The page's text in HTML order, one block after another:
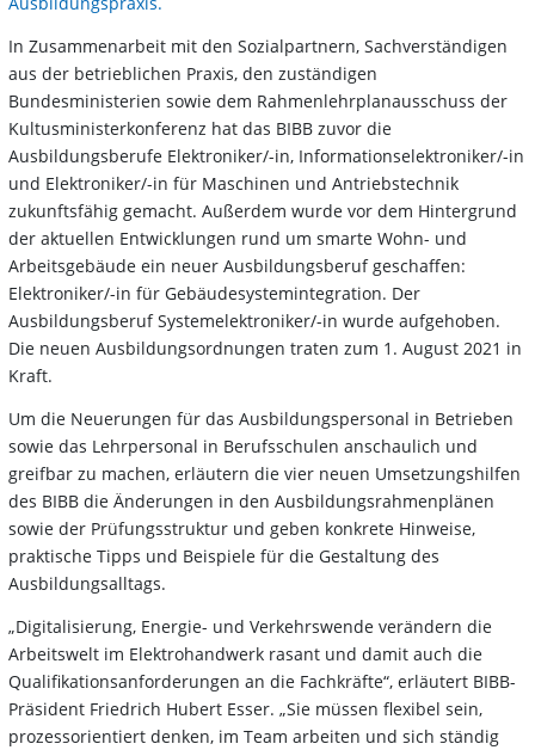
In Zusammenarbeit mit den Sozialpartnern, Sachverständigen
aus der betrieblichen Praxis, den zuständigen
Bundesministerien sowie dem Rahmenlehrplanausschuss der
Kultusministerkonferenz hat das BIBB zuvor die
Ausbildungsberufe Elektroniker/-in, Informationselektroniker/-in
und Elektroniker/-in für Maschinen und Antriebstechnik
zukunftsfähig gemacht. Außerdem wurde vor dem Hintergrund
der aktuellen Entwicklungen rund um smarte Wohn- und
Arbeitsgebäude ein neuer Ausbildungsberuf geschaffen:
Elektroniker/-in für Gebäudesystemintegration. Der
Ausbildungsberuf Systemelektroniker/-in wurde aufgehoben.
Die neuen Ausbildungsordnungen traten zum 1. August 2021 in
Kraft.
Um die Neuerungen für das Ausbildungspersonal in Betrieben
sowie das Lehrpersonal in Berufsschulen anschaulich und
greifbar zu machen, erläutern die vier neuen Umsetzungshilfen
des BIBB die Änderungen in den Ausbildungsrahmenplänen
sowie der Prüfungsstruktur und geben konkrete Hinweise,
praktische Tipps und Beispiele für die Gestaltung des
Ausbildungsalltags.
„Digitalisierung, Energie- und Verkehrswende verändern die
Arbeitswelt im Elektrohand­werk rasant und damit auch die
Qualifikationsanforderungen an die Fachkräfte“, erläutert BIBB-
Präsident Friedrich Hubert Esser. „Sie müssen flexibel sein,
prozessorientiert denken, im Team arbeiten und sich ständig